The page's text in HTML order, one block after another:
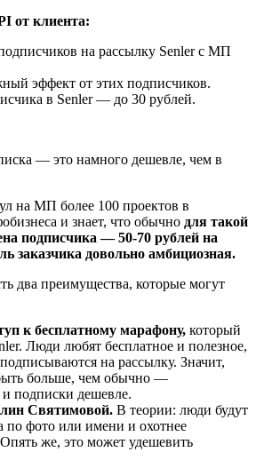
от клиента:
на рассылку Senler с МП
эффект от этих подписчиков.
в Senler — до 30 рублей.
— это намного дешевле, чем в
на МП более 100 проектов в
и знает, что обычно для такой
подписчика — 50-70 рублей на
заказчика довольно амбициозная.
два преимущества, которые могут
к бесплатному марафону, который
Люди любят бесплатное и полезное,
на рассылку. Значит,
больше, чем обычно —
и подписки дешевле.
Святимовой. В теории: люди будут
по фото или имени и охотнее
же, это может удешевить